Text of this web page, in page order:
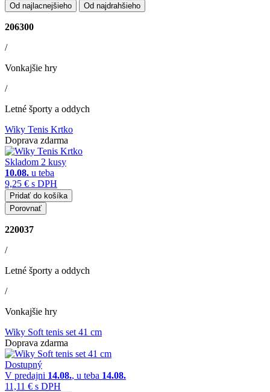
Od najlacnejšieho
Od najdrahšieho
206300
/
Vonkajšie hry
/
Letné športy a oddych
Wiky Tenis Krtko
Doprava zdarma
Skladom 2 kusy
10.08. u teba
9,25 € s DPH
Pridať do košíka
Porovnať
220037
/
Letné športy a oddych
/
Vonkajšie hry
Wiky Soft tenis set 41 cm
Doprava zdarma
Dostupný
V predajni 14.08., u teba 14.08.
11,11 € s DPH